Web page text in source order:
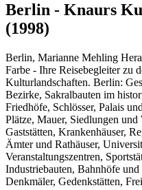
Berlin - Knaurs
(1998)
Berlin, Marianne Mehling
Farbe - Ihre Reisebegleiter zu
Kulturlandschaften. Berlin:
Bezirke, Sakralbauten im
Friedhöfe, Schlösser, Palais
Plätze, Mauer, Siedlungen und
Gaststätten, Krankenhäuser,
Ämter und Rathäuser,
Veranstaltungszentren,
Industriebauten, Bahnhöfe
Denkmäler, Gedenkstätten,